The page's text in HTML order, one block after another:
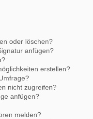
oder löschen?
anfügen?
erstellen?
nicht zugreifen?
anfügen?
melden?